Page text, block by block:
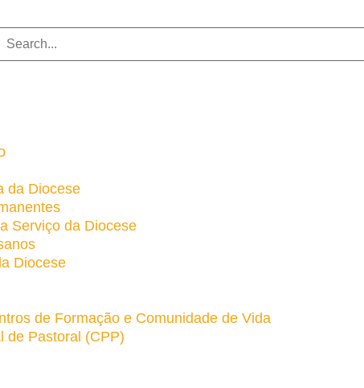
da Diocese
Serviço da Diocese
Diocese
de Formação e Comunidade de Vida
de Pastoral (CPP)​